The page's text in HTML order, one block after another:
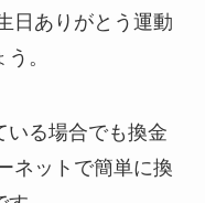
日ありがとう運動
。
いる場合でも換金
ネットで簡単に換